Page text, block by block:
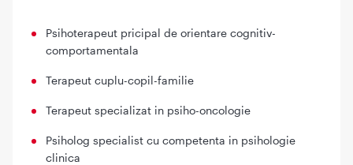
Psihoterapeut pricipal de orientare cognitiv-
comportamentala
Terapeut cuplu-copil-familie
Terapeut specializat in psiho-oncologie
Psiholog specialist cu competenta in psihologie
clinica